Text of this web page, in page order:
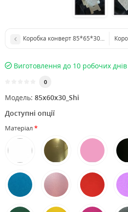
Коробка конверт 85*65*30 мм
Виготовлення до 10 робочих днів
0
Модель: 85х60х30_Shi
Доступні опції
Матеріал